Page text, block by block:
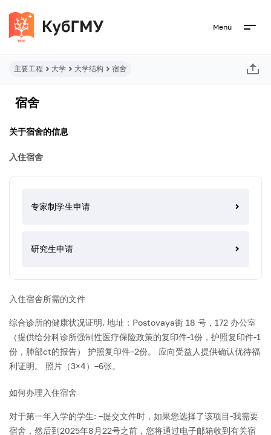
Menu
主要工程 大学 大学结构 宿舍
宿舍
关于宿舍的信息
入住宿舍
专家制学生申请
研究生申请
入住宿舍所需的文件
综合诊所的健康状况证明. 地址：Postovaya街 18 号，172 办公室
（提供给分科诊所强制性医疗保险政策的复印件-1份，护照复印件-1
份，肺部ct的报告）
护照复印件–2份。
应向受益人提供确认优待福
利证明。
照片（3×4）–6张。
如何办理入住宿舍
对于第一年入学的学生: –提交文件时，如果您选择了该项目-我需要
宿舍，然后到2025年8月22号之前，您将通过电子邮箱收到有关宿